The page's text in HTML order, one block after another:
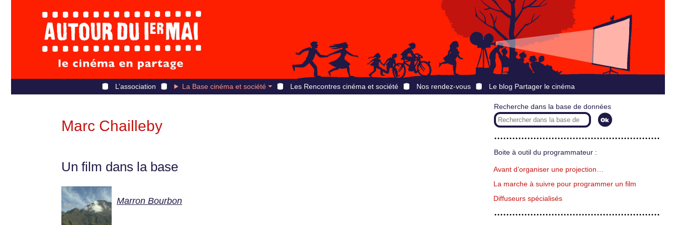
L’association La Base cinéma et société Les Rencontres cinéma et société Nos rendez-vous Le blog Partager le cinéma
Marc Chailleby
Un film dans la base
Marron Bourbon
Recherche dans la base de données
Boite à outil du programmateur :
Avant d’organiser une projection…
La marche à suivre pour programmer un film
Diffuseurs spécialisés